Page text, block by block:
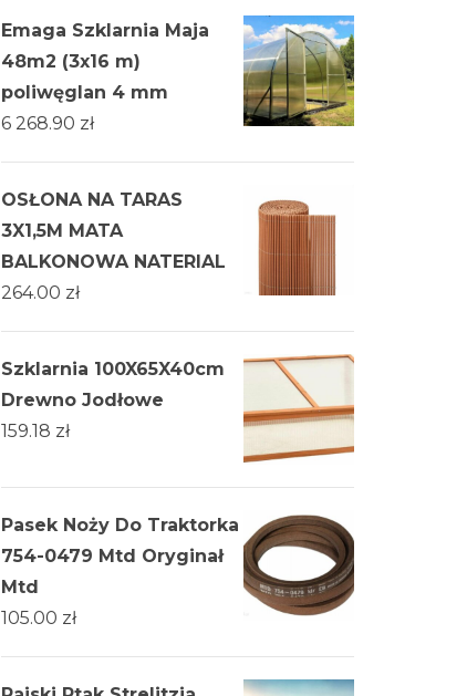
Emaga Szklarnia Maja
48m2 (3x16 m)
poliwęglan 4 mm
6 268.90 zł
OSŁONA NA TARAS
3X1,5M MATA
BALKONOWA NATERIAL
264.00 zł
Szklarnia 100X65X40cm
Drewno Jodłowe
159.18 zł
Pasek Noży Do Traktorka
754-0479 Mtd Oryginał
Mtd
105.00 zł